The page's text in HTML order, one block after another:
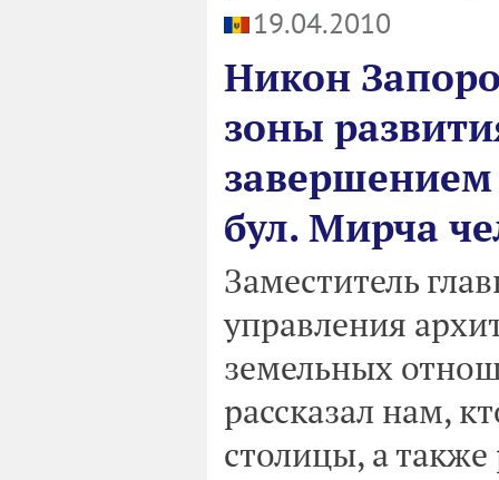
19.04.2010
Никон
зоны
завершением
бул. Мирча
Заместитель
управления
земельных
рассказал нам,
столицы, а